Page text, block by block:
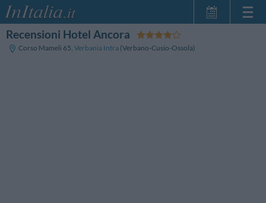
Le mie Prenotazioni
Recensioni Hotel Ancora
Corso Mameli 65, Verbania Intra (Verbano-Cusio-Ossola)